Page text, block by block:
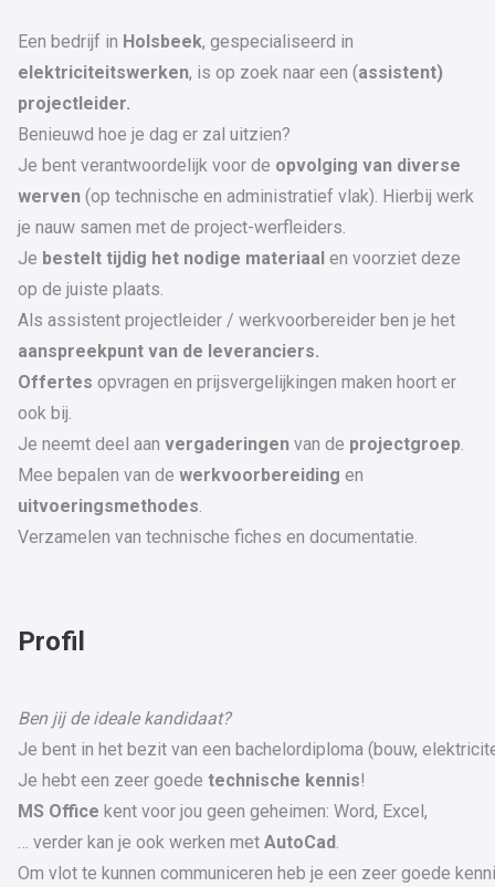
Een bedrijf in Holsbeek, gespecialiseerd in
elektriciteitswerken, is op zoek naar een (assistent)
projectleider.
Benieuwd hoe je dag er zal uitzien?
Je bent verantwoordelijk voor de opvolging van diverse
werven (op technische en administratief vlak). Hierbij werk
je nauw samen met de project-werfleiders.
Je bestelt tijdig het nodige materiaal en voorziet deze
op de juiste plaats.
Als assistent projectleider / werkvoorbereider ben je het
aanspreekpunt van de leveranciers.
Offertes opvragen en prijsvergelijkingen maken hoort er
ook bij.
Je neemt deel aan vergaderingen van de projectgroep.
Mee bepalen van de werkvoorbereiding en
uitvoeringsmethodes.
Verzamelen van technische fiches en documentatie.
Profil
Ben jij de ideale kandidaat?
Je bent in het bezit van een bachelordiploma (bouw,
Je hebt een zeer goede technische kennis!
MS Office kent voor jou geen geheimen: Word, Excel,
… verder kan je ook werken met AutoCad .
Om vlot te kunnen communiceren heb je een zeer goede